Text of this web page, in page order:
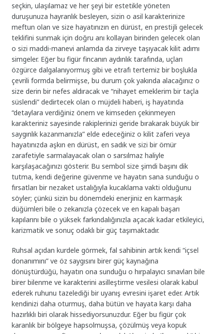
seçkin, ulaşılamaz ve her şeyi bir estetikle yöneten
duruşunuza hayranlık besleyen, sizin o asil karakterinize
meftun olan ve size hayatınızın en dürüst, en prestijli gelecek
teklifini sunmak için doğru anı kollayan birinden gelecek olan
o sizi maddi-manevi anlamda da zirveye taşıyacak kilit adımı
simgeler. Eğer bu figür fincanın aydınlık tarafında, uçları
özgürce dalgalanıyormuş gibi ve etrafı tertemiz bir boşlukla
çevrili formda belirmişse, bu durum çok yakında alacağınız o
size derin bir nefes aldıracak ve “nihayet emeklerim bir taçla
süslendi” dedirtecek olan o müjdeli haberi, iş hayatında
“detaylara verdiğiniz önem ve kimseden çekinmeyen
karakteriniz sayesinde rakiplerinizi geride bırakarak büyük bir
saygınlık kazanmanızla” elde edeceğiniz o kilit zaferi veya
hayatınızda aşkın en dürüst, en sadık ve sizi bir ömür
zarafetiyle sarmalayacak olan o sarsılmaz haliyle
karşılaşacağınızı gösterir. Bu sembol size şimdi başını dik
tutma, kendi değerine güvenme ve hayatın sana sunduğu o
fırsatları bir nezaket ustalığıyla kucaklama vakti olduğunu
söyler; çünkü sizin bu dönemdeki enerjiniz en karmaşık
düğümleri bile o zekanızla çözecek ve en kapalı başarı
kapılarını bile o yüksek farkındalığınızla açacak kadar etkileyici,
karizmatik ve sonuç odaklı bir güç taşımaktadır.
Ruhsal açıdan kurdele görmek, fal sahibinin artık kendi “içsel
donanımını” ve öz saygısını birer güç kaynağına
dönüştürdüğü, hayatın ona sunduğu o hırpalayıcı sınavları bile
birer bilenme ve karakterini asilleştirme vesilesi olarak kabul
ederek ruhunu tazelediği bir uyanış evresini işaret eder. Artık
kendinizi daha oturmuş, daha bütün ve hayata karşı daha
hazırlıklı biri olarak hissediyorsunuzdur. Eğer bu figür çok
karanlık bir bölgeye hapsolmuşsa, çözülmüş veya kopuk